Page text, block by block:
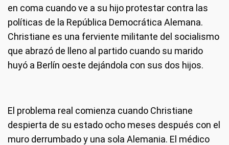
en coma cuando ve a su hijo protestar contra las
políticas de la República Democrática Alemana.
Christiane es una ferviente militante del socialismo
que abrazó de lleno al partido cuando su marido
huyó a Berlín oeste dejándola con sus dos hijos.
El problema real comienza cuando Christiane
despierta de su estado ocho meses después con el
muro derrumbado y una sola Alemania. El médico